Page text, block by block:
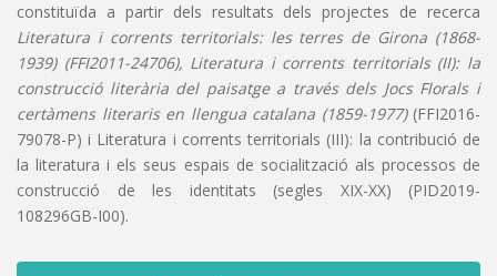
constituïda a partir dels resultats dels projectes de recerca
Literatura i corrents territorials: les terres de Girona (1868-
1939) (FFI2011-24706), Literatura i corrents territorials (II): la
construcció literària del paisatge a través dels Jocs Florals i
certàmens literaris en llengua catalana (1859-1977)(FFI2016-
79078-P) i Literatura i corrents territorials (III): la contribució de
la literatura i els seus espais de socialització als processos de
construcció de les identitats (segles XIX-XX) (PID2019-
108296GB-I00).